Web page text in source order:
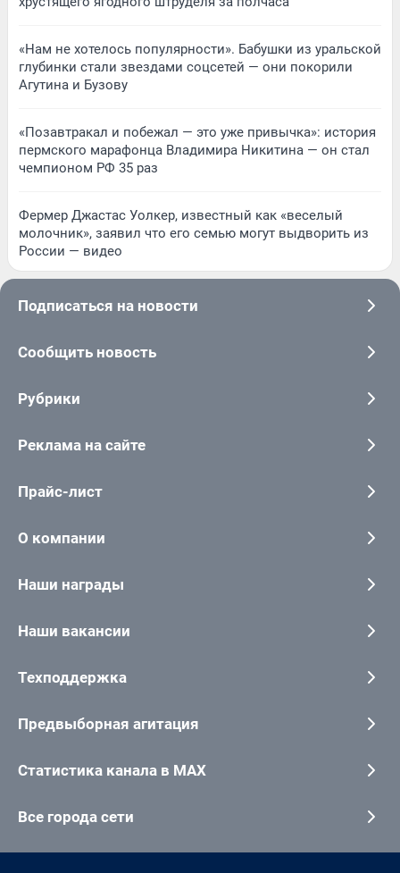
«Нам не хотелось популярности». Бабушки из уральской
глубинки стали звездами соцсетей — они покорили
Агутина и Бузову
«Позавтракал и побежал — это уже привычка»: история
пермского марафонца Владимира Никитина — он стал
чемпионом РФ 35 раз
Фермер Джастас Уолкер, известный как «веселый
молочник», заявил что его семью могут выдворить из
России — видео
Подписаться на новости
Сообщить новость
Рубрики
Реклама на сайте
Прайс-лист
О компании
Наши награды
Наши вакансии
Техподдержка
Предвыборная агитация
Статистика канала в MAX
Все города сети